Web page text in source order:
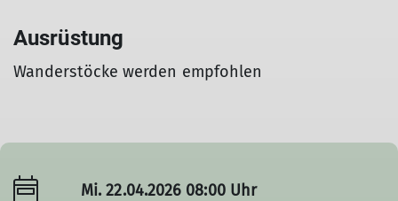
Ausrüstung
Wanderstöcke werden empfohlen
Mi. 22.04.2026 08:00 Uhr